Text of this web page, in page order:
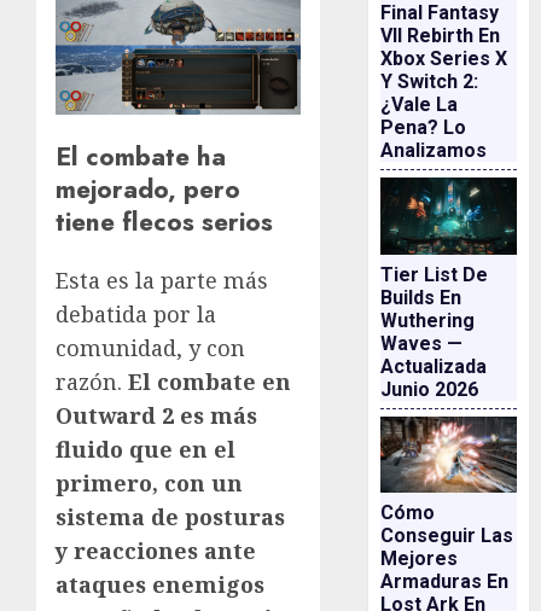
El combate ha
mejorado, pero
tiene flecos serios
Esta es la parte más
debatida por la
comunidad, y con
razón. El combate en
Outward 2 es más
fluido que en el
primero, con un
sistema de posturas
y reacciones ante
ataques enemigos
Final Fantasy
VII Rebirth En
Xbox Series X
Y Switch 2:
¿vale La
Pena? Lo
Analizamos
Tier List De
Builds En
Wuthering
Waves —
Actualizada
Junio 2026
Cómo
Conseguir Las
Mejores
Armaduras En
Lost Ark En